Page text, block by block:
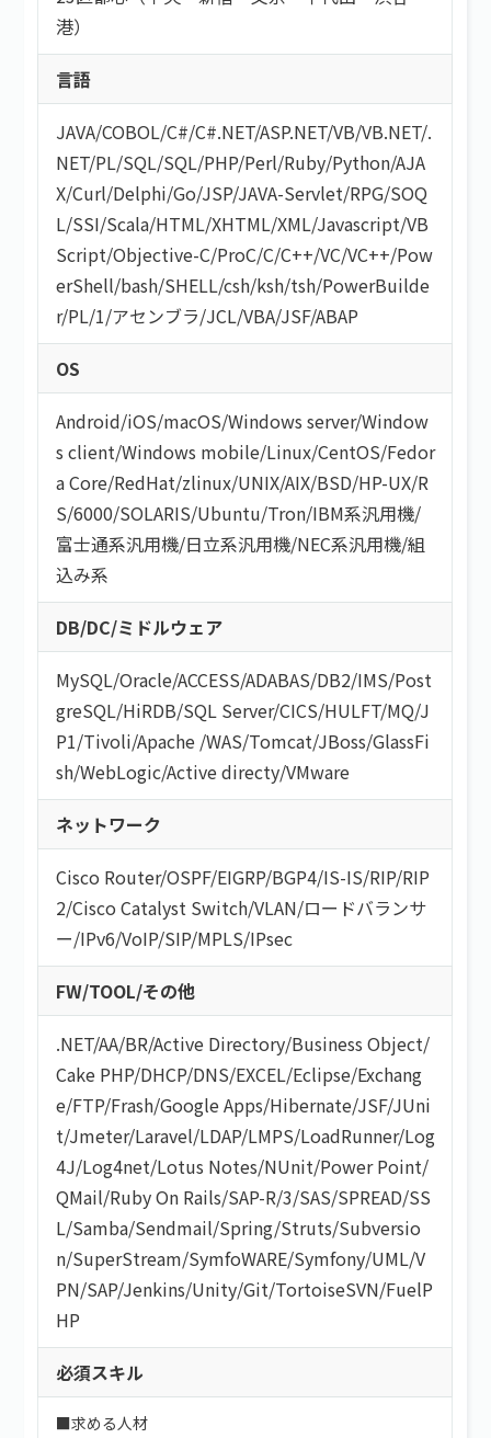
港）
言語
JAVA/COBOL/C#/C#.NET/ASP.NET/VB/VB.NET/.
NET/PL/SQL/SQL/PHP/Perl/Ruby/Python/AJA
X/Curl/Delphi/Go/JSP/JAVA-Servlet/RPG/SOQ
L/SSI/Scala/HTML/XHTML/XML/Javascript/VB
Script/Objective-C/ProC/C/C++/VC/VC++/Pow
erShell/bash/SHELL/csh/ksh/tsh/PowerBuilde
r/PL/1/アセンブラ/JCL/VBA/JSF/ABAP
OS
Android/iOS/macOS/Windows server/Window
s client/Windows mobile/Linux/CentOS/Fedor
a Core/RedHat/zlinux/UNIX/AIX/BSD/HP-UX/R
S/6000/SOLARIS/Ubuntu/Tron/IBM系汎用機/
富士通系汎用機/日立系汎用機/NEC系汎用機/組
込み系
DB/DC/ミドルウェア
MySQL/Oracle/ACCESS/ADABAS/DB2/IMS/Post
greSQL/HiRDB/SQL Server/CICS/HULFT/MQ/J
P1/Tivoli/Apache /WAS/Tomcat/JBoss/GlassFi
sh/WebLogic/Active directy/VMware
ネットワーク
Cisco Router/OSPF/EIGRP/BGP4/IS-IS/RIP/RIP
2/Cisco Catalyst Switch/VLAN/ロードバランサ
ー/IPv6/VoIP/SIP/MPLS/IPsec
FW/TOOL/その他
.NET/AA/BR/Active Directory/Business Object/
Cake PHP/DHCP/DNS/EXCEL/Eclipse/Exchang
e/FTP/Frash/Google Apps/Hibernate/JSF/JUni
t/Jmeter/Laravel/LDAP/LMPS/LoadRunner/Log
4J/Log4net/Lotus Notes/NUnit/Power Point/
QMail/Ruby On Rails/SAP-R/3/SAS/SPREAD/SS
L/Samba/Sendmail/Spring/Struts/Subversio
n/SuperStream/SymfoWARE/Symfony/UML/V
PN/SAP/Jenkins/Unity/Git/TortoiseSVN/FuelP
HP
必須スキル
■求める人材